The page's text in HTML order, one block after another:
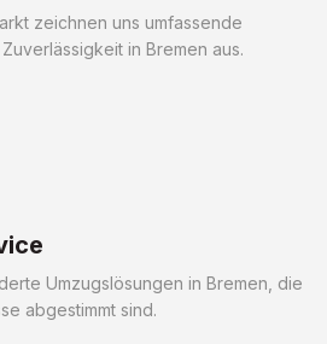
zeichnen uns umfassende
in Bremen aus.
Umzugslösungen in Bremen, die
abgestimmt sind.